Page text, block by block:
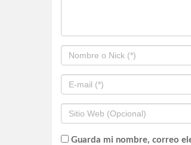
Guarda mi nombre, correo